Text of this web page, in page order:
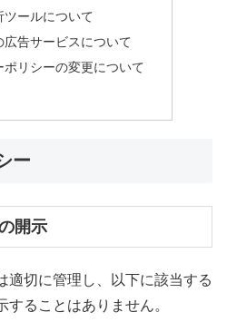
ツールについて
広告サービスについて
ポリシーの変更について
ー
開示
適切に管理し、以下に該当する
ることはありません。